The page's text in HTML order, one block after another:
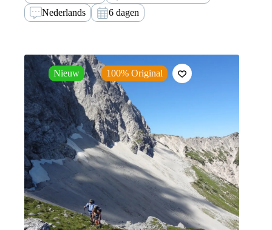
Nederlands
6 dagen
Nieuw 100% Original